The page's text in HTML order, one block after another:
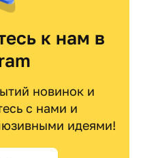
к нам в
новинок и
с нами и
идеями!